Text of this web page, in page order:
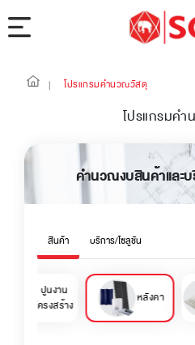
| โปรแกรมคำนวณวัสดุ
โปรแกรมค
คำนวณงบสินค้าและ
สินค้า บริการ/โซลูชัน
ปูนงาน
โครงสร้าง
หลังคา